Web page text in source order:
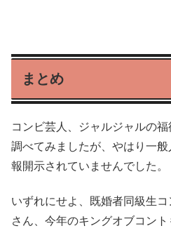
まとめ
コンビ芸人、ジャルジャルの
調べてみましたが、やはり一
報開示されていませんでした。
いずれにせよ、既婚者同級生
さん、今年のキングオブコン